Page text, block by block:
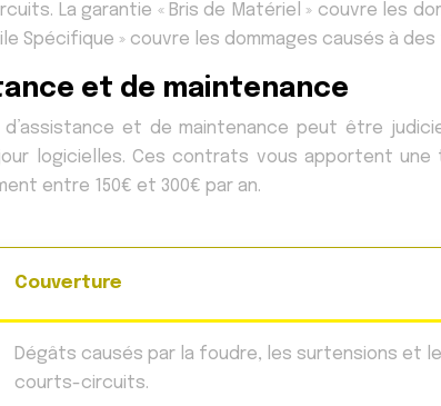
La garantie « Bris de Matériel » couvre les
Spécifique » couvre les dommages causés à des
et de maintenance
et de maintenance peut être
logicielles. Ces contrats vous apportent
entre 150€ et 300€ par an.
Couverture
Dégâts causés par la foudre, les surtensions et
courts-circuits.